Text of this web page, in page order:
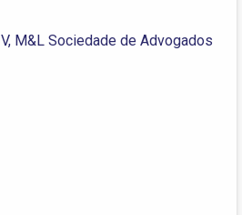
V, M&L Sociedade de Advogados